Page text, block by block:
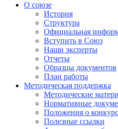
О союзе
История
Структура
Официальная
Вступить в Союз
Наши эксперты
Отчеты
Образцы документов
План работы
Методическая поддержка
Методические
Нормативные
Положения о
Полезные ссылки